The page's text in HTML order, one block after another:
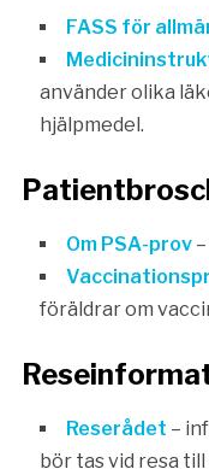
FASS för
använder olika
hjälpmedel.
Om PSA-prov–
föräldrar om
Reserådet –
bör tas vid resa